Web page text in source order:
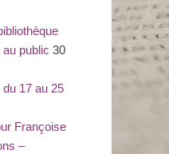
au public 30
17 au 25
Françoise
–